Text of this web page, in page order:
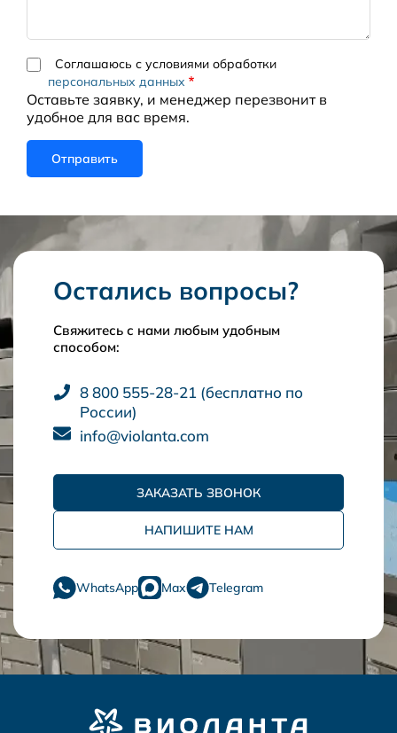
Соглашаюсь с условиями обработки
персональных данных
Оставьте заявку, и менеджер перезвонит в
удобное для вас время.
Остались вопросы?
Свяжитесь с нами любым удобным
способом:
8 800 555-28-21 (бесплатно по
России)
info@violanta.com
ЗАКАЗАТЬ ЗВОНОК
НАПИШИТЕ НАМ
WhatsApp Max Telegram